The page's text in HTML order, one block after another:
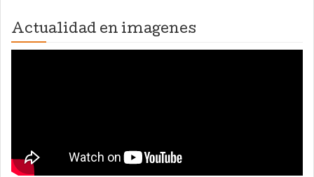
Actualidad en imagenes